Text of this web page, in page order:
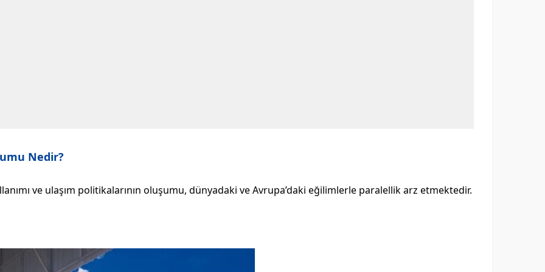
Nedir?
ve ulaşım politikalarının oluşumu, dünyadaki ve Avrupa’daki eğilimlerle paralellik arz etmektedir.